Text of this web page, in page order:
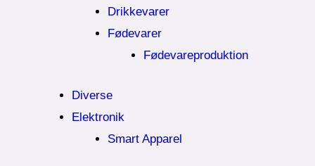
Drikkevarer
Fødevarer
Fødevareproduktion
Diverse
Elektronik
Smart Apparel